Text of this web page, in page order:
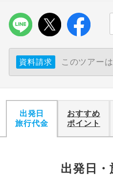
資料請求 このツアー
出発日
旅行代金
おすすめ
ポイント
出発日